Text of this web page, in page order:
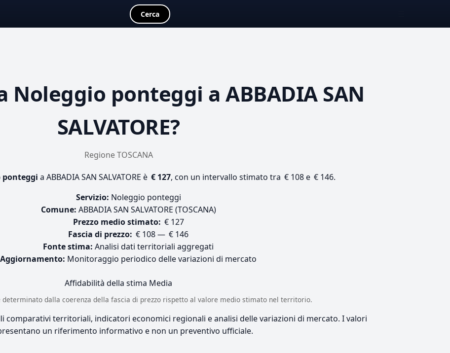
Cerca
Noleggio ponteggi a ABBADIA SAN
SALVATORE?
Regione TOSCANA
ponteggi a ABBADIA SAN SALVATORE è € 127, con un intervallo stimato tra € 108 e € 146.
Servizio: Noleggio ponteggi
Comune: ABBADIA SAN SALVATORE (TOSCANA)
Prezzo medio stimato: € 127
Fascia di prezzo: € 108 — € 146
Fonte stima: Analisi dati territoriali aggregati
Aggiornamento: Monitoraggio periodico delle variazioni di mercato
Affidabilità della stima Media
dalla coerenza della fascia di prezzo rispetto al valore medio stimato nel territorio.
comparativi territoriali, indicatori economici regionali e analisi delle variazioni di mercato. I valori
un riferimento informativo e non un preventivo ufficiale.